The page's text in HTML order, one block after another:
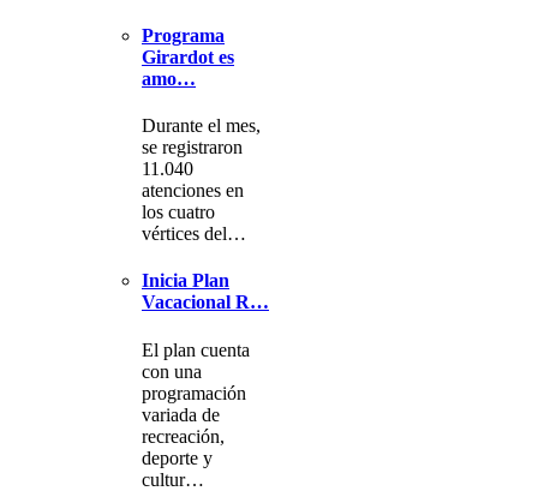
Programa
Girardot es
amo…
Durante el mes,
se registraron
11.040
atenciones en
los cuatro
vértices del…
Inicia Plan
Vacacional R…
El plan cuenta
con una
programación
variada de
recreación,
deporte y
cultur…